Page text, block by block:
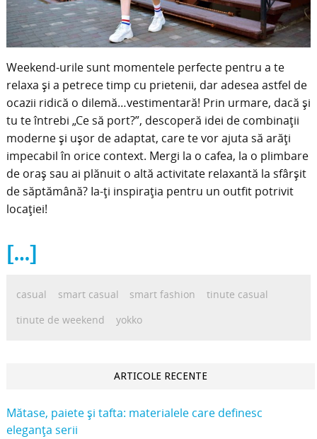
Weekend-urile sunt momentele perfecte pentru a te
relaxa și a petrece timp cu prietenii, dar adesea astfel de
ocazii ridică o dilemă…vestimentară! Prin urmare, dacă și
tu te întrebi „Ce să port?”, descoperă idei de combinații
moderne și ușor de adaptat, care te vor ajuta să arăți
impecabil în orice context. Mergi la o cafea, la o plimbare
de oraș sau ai plănuit o altă activitate relaxantă la sfârșit
de săptămână? Ia-ți inspirația pentru un outfit potrivit
locației!
[…]
casual smart casual smart fashion
tinute casual
tinute de weekend
yokko
ARTICOLE RECENTE
Mătase, paiete și tafta: materialele care definesc
eleganța serii